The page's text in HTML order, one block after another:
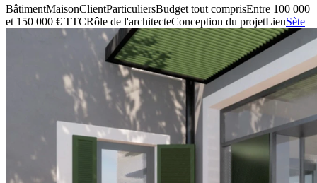
BâtimentMaisonClientParticuliersBudget tout comprisEntre 100 000
et 150 000 € TTCRôle de l'architecteConception du projetLieuSète